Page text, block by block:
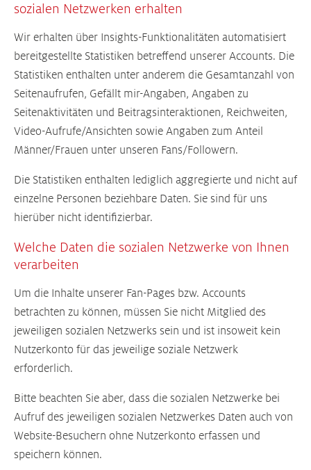
sozialen Netzwerken erhalten
Wir erhalten über Insights-Funktionalitäten automatisiert
bereitgestellte Statistiken betreffend unserer Accounts. Die
Statistiken enthalten unter anderem die Gesamtanzahl von
Seitenaufrufen, Gefällt mir-Angaben, Angaben zu
Seitenaktivitäten und Beitragsinteraktionen, Reichweiten,
Video-Aufrufe/Ansichten sowie Angaben zum Anteil
Männer/Frauen unter unseren Fans/Followern.
Die Statistiken enthalten lediglich aggregierte und nicht auf
einzelne Personen beziehbare Daten. Sie sind für uns
hierüber nicht identifizierbar.
Welche Daten die sozialen Netzwerke von Ihnen
verarbeiten
Um die Inhalte unserer Fan-Pages bzw. Accounts
betrachten zu können, müssen Sie nicht Mitglied des
jeweiligen sozialen Netzwerks sein und ist insoweit kein
Nutzerkonto für das jeweilige soziale Netzwerk
erforderlich.
Bitte beachten Sie aber, dass die sozialen Netzwerke bei
Aufruf des jeweiligen sozialen Netzwerkes Daten auch von
Website-Besuchern ohne Nutzerkonto erfassen und
speichern können.